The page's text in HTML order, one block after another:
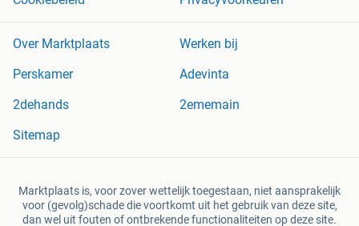
Over Marktplaats
Werken bij
Perskamer
Adevinta
2dehands
2ememain
Sitemap
Marktplaats is, voor zover wettelijk toegestaan, niet aansprakelijk
voor (gevolg)schade die voortkomt uit het gebruik van deze site,
dan wel uit fouten of ontbrekende functionaliteiten op deze site.